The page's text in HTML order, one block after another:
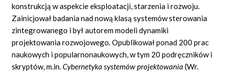
konstrukcją w aspekcie eksploatacji, starzenia i rozwoju.
Zainicjował badania nad nową klasą systemów sterowania
zintegrowanego i był autorem modeli dynamiki
projektowania rozwojowego. Opublikował ponad 200 prac
naukowych i popularnonaukowych, w tym 20 podręczników i
skryptów, m.in.Cybernetyka systemów projektowania(Wr.